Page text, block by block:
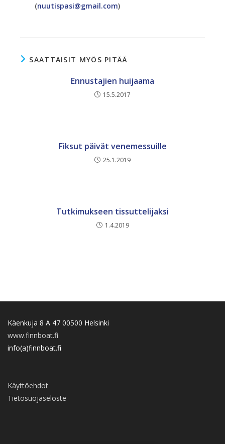
(nuutispasi@gmail.com)
SAATTAISIT MYÖS PITÄÄ
Ennustajien huijaama
15.5.2017
Fiksut päivät venemessuille
25.1.2019
Tutkimukseen tissuttelijaksi
1.4.2019
Käenkuja 8 A 47 00500 Helsinki
www.finnboat.fi
info(a)finnboat.fi
Käyttöehdot
Tietosuojaseloste